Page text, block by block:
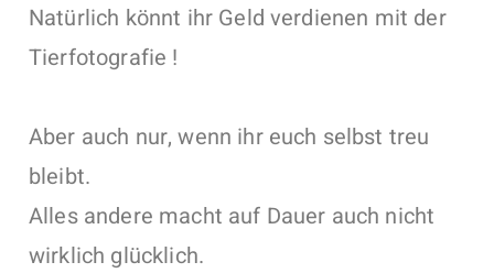
Natürlich könnt ihr Geld verdienen mit der
Tierfotografie !
Aber auch nur, wenn ihr euch selbst treu
bleibt.
Alles andere macht auf Dauer auch nicht
wirklich glücklich.